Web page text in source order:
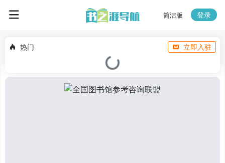
简洁版 登录
热门 立即入驻